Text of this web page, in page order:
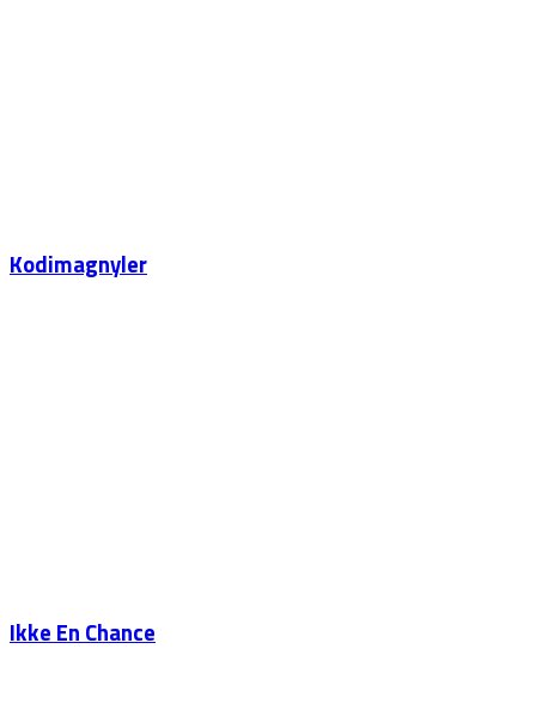
Kodimagnyler
Ikke En Chance